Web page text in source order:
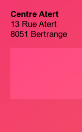
Centre Atert
13 Rue Atert
8051 Bertrange